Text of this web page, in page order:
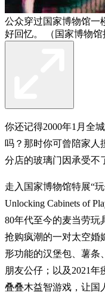
公众穿过国家博物馆一
好回忆。 （国家博物馆
你还记得2000年1月全
吗？那时你可曾陪家人
分店的玻璃门因承受不
走入国家博物馆特展“
Unlocking Cabinets of
80年代至今的麦当劳玩
抢购疯潮的一对太空婚
形功能的汉堡包、薯条
朋友公仔；以及2021年
叠叠木益智游戏，让国